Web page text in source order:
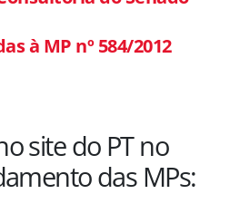
à MP nº 584/2012
site do PT no
das MPs: